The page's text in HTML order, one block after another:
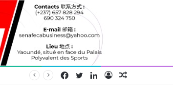
Connexion
Linkedin
Twitter
Facebook